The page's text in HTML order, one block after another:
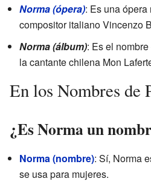
Norma (ópera): Es una
compositor italiano Vincenzo
Norma (álbum): Es el
la cantante chilena Mon
En los Nombres de
¿Es Norma un
Norma (nombre): Sí, Norma
se usa para mujeres.